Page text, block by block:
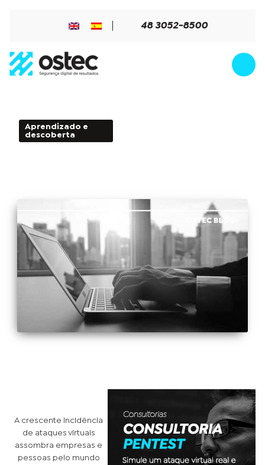
48 3052-8500
Aprendizado e
descoberta
A crescente incidência
de ataques virtuais
assombra empresas e
pessoas pelo mundo